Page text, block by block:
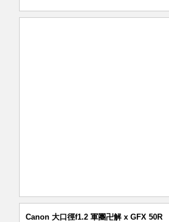
Canon 大口徑f1.2 軍團卍解 x GFX 50R